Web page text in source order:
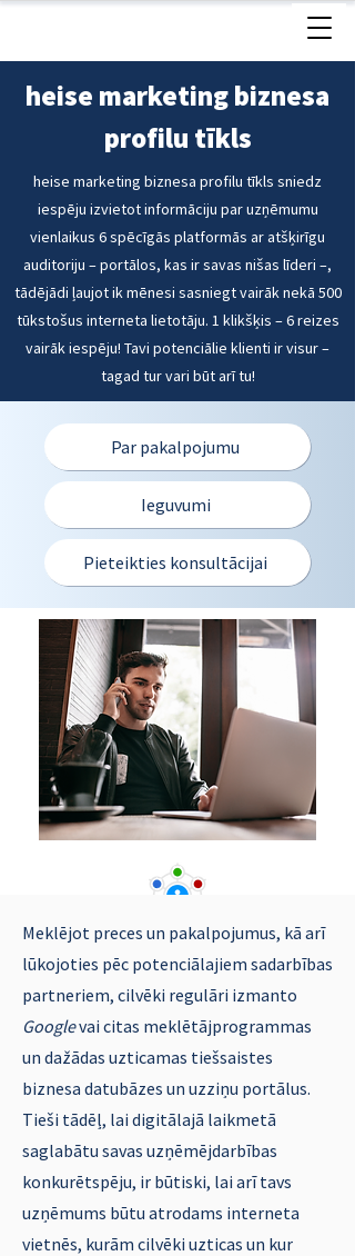
heise marketing biznesa
profilu tīkls
heise marketing biznesa profilu tīkls sniedz
iespēju izvietot informāciju par uzņēmumu
vienlaikus 6 spēcīgās platformās ar atšķirīgu
auditoriju – portālos, kas ir savas nišas līderi –,
tādējādi ļaujot ik mēnesi sasniegt vairāk nekā 500
tūkstošus interneta lietotāju. 1 klikšķis – 6 reizes
vairāk iespēju! Tavi potenciālie klienti ir visur –
tagad tur vari būt arī tu!
Par pakalpojumu
Ieguvumi
Pieteikties konsultācijai
Biznesa profili heise marketing
mediju tīklā
Digitālās vides nozīme uzņēmējdarbībā
strauji pieaug: internetam mūsdienās ir
būtiska loma uzņēmumu, īpaši mazo un
vidējo, atpazīstamības un uzticamības
veicināšanā, tāpēc parūpēties par maksimālu
uzņēmuma klātesamību un vienkāršu
atrodamību internetā ir ārkārtīgi svarīgi
biznesa izaugsmei un stabilitātei.
Meklējot preces un pakalpojumus, kā arī
lūkojoties pēc potenciālajiem sadarbības
partneriem, cilvēki regulāri izmanto
Googlevai citas meklētājprogrammas
un dažādas uzticamas tiešsaistes
biznesa datubāzes un uzziņu portālus.
Tieši tādēļ, lai digitālajā laikmetā
saglabātu savas uzņēmējdarbības
konkurētspēju, ir būtiski, lai arī tavs
uzņēmums būtu atrodams interneta
vietnēs, kurām cilvēki uzticas un kur